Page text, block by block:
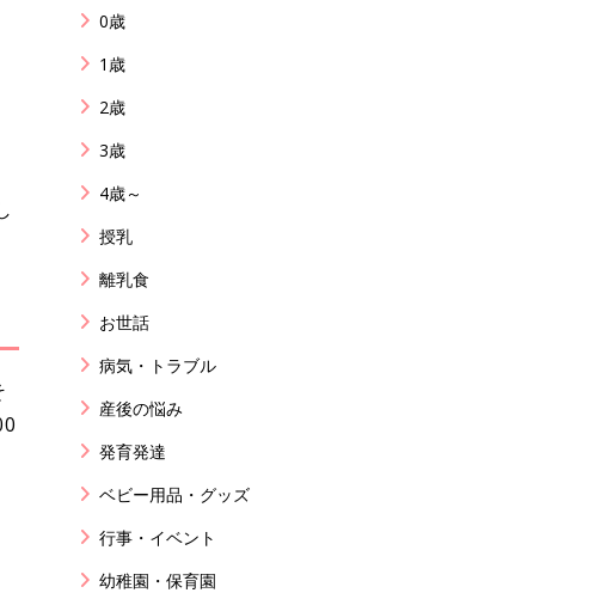
0歳
1歳
2歳
3歳
4歳～
授乳
離乳食
お世話
病気・トラブル
産後の悩み
発育発達
ベビー用品・グッズ
行事・イベント
幼稚園・保育園